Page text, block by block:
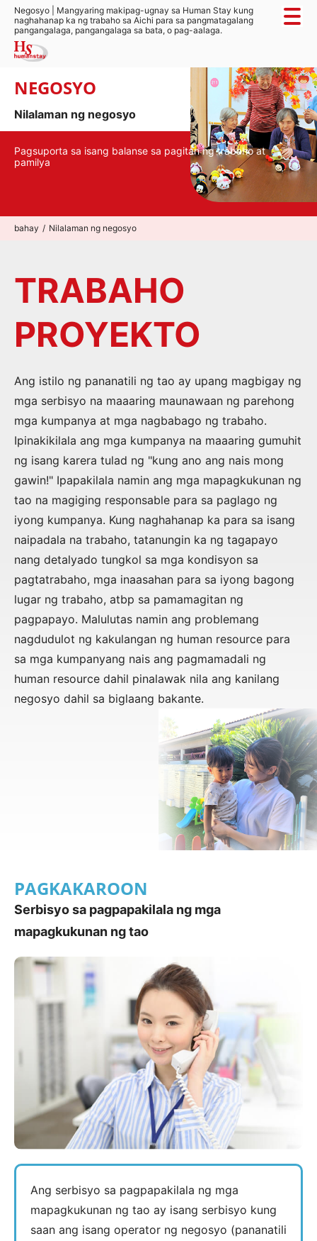
Negosyo | Mangyaring makipag-ugnay sa Human Stay kung
naghahanap ka ng trabaho sa Aichi para sa pangmatagalang
pangangalaga, pangangalaga sa bata, o pag-aalaga.
NEGOSYO
Nilalaman ng negosyo
Pagsuporta sa isang balanse sa pagitan ng trabaho at
pamilya
bahay Nilalaman ng negosyo
TRABAHO
PROYEKTO
Ang istilo ng pananatili ng tao ay upang magbigay ng
mga serbisyo na maaaring maunawaan ng parehong
mga kumpanya at mga nagbabago ng trabaho.
Ipinakikilala ang mga kumpanya na maaaring gumuhit
ng isang karera tulad ng "kung ano ang nais mong
gawin!" Ipapakilala namin ang mga mapagkukunan ng
tao na magiging responsable para sa paglago ng
iyong kumpanya. Kung naghahanap ka para sa isang
naipadala na trabaho, tatanungin ka ng tagapayo
nang detalyado tungkol sa mga kondisyon sa
pagtatrabaho, mga inaasahan para sa iyong bagong
lugar ng trabaho, atbp sa pamamagitan ng
pagpapayo. Malulutas namin ang problemang
nagdudulot ng kakulangan ng human resource para
sa mga kumpanyang nais ang pagmamadali ng
human resource dahil pinalawak nila ang kanilang
negosyo dahil sa biglaang bakante.
PAGKAKAROON
Serbisyo sa pagpapakilala ng mga
mapagkukunan ng tao
Ang serbisyo sa pagpapakilala ng mga
mapagkukunan ng tao ay isang serbisyo kung
saan ang isang operator ng negosyo (pananatili